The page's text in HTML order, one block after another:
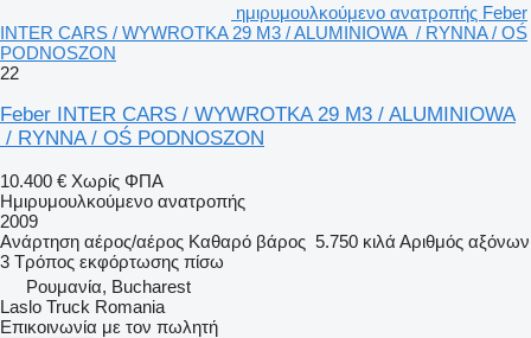
ημιρυμουλκούμενο ανατροπής Feber
INTER CARS / WYWROTKA 29 M3 / ALUMINIOWA / RYNNA / OŚ
PODNOSZON
22
Feber INTER CARS / WYWROTKA 29 M3 / ALUMINIOWA
/ RYNNA / OŚ PODNOSZON
10.400 € Χωρίς ΦΠΑ
Ημιρυμουλκούμενο ανατροπής
2009
Ανάρτηση αέρος/αέρος Καθαρό βάρος 5.750 κιλά Αριθμός αξόνων
3 Τρόπος εκφόρτωσης πίσω
Ρουμανία, Bucharest
Laslo Truck Romania
Επικοινωνία με τον πωλητή